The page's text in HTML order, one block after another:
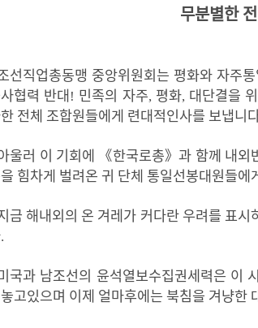
무분별한
선직업총동맹 중앙위원회는 평화와 자주통
협력 반대 ! 민족의 자주, 평화, 대단결을
전체 조합원들에게 련대적인사를 보냅니
울러 이 기회에 《한국로총》과 함께 내외
힘차게 벌려온 귀 단체 통일선봉대원들에게
금 해내외의 온 겨레가 커다란 우려를 표시
.
국과 남조선의 윤석열보수집권세력은 이
고있으며 이제 얼마후에는 북침을 겨냥한